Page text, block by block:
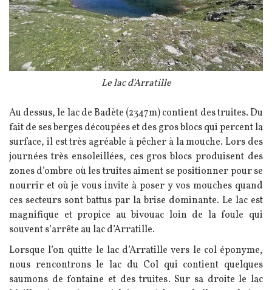
Le lac d'Arratille
Texte
Au dessus, le lac de Badète (2347m) contient des truites. Du
fait de ses berges découpées et des gros blocs qui percent la
surface, il est très agréable à pêcher à la mouche. Lors des
journées très ensoleillées, ces gros blocs produisent des
zones d’ombre où les truites aiment se positionner pour se
nourrir et où je vous invite à poser y vos mouches quand
ces secteurs sont battus par la brise dominante. Le lac est
magnifique et propice au bivouac loin de la foule qui
souvent s’arrête au lac d’Arratille.
Lorsque l’on quitte le lac d’Arratille vers le col éponyme,
nous rencontrons le lac du Col qui contient quelques
saumons de fontaine et des truites. Sur sa droite le lac